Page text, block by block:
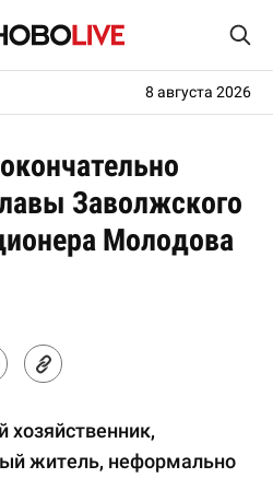
8 августа 2026
Заволжского
Молодова
хозяйственник,
житель, неформально